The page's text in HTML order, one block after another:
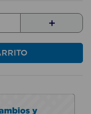
＋